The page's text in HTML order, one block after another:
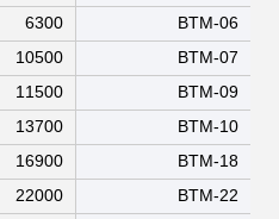
BTM-06
6300
BTM-07
10500
BTM-09
11500
BTM-10
13700
BTM-18
16900
BTM-22
22000